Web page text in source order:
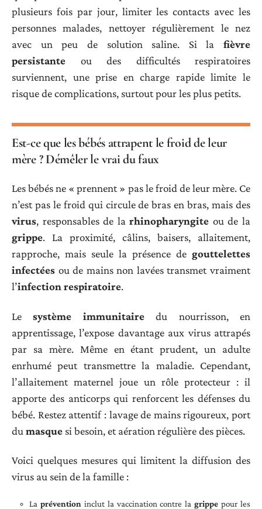
plusieurs fois par jour, limiter les contacts avec les
personnes malades, nettoyer régulièrement le nez
avec un peu de solution saline. Si la fièvre
persistante ou des difficultés respiratoires
surviennent, une prise en charge rapide limite le
risque de complications, surtout pour les plus petits.
Est-ce que les bébés attrapent le froid de leur
mère ? Démêler le vrai du faux
Les bébés ne « prennent » pas le froid de leur mère. Ce
n’est pas le froid qui circule de bras en bras, mais des
virus, responsables de larhinopharyngite ou de la
grippe. La proximité, câlins, baisers, allaitement,
rapproche, mais seule la présence de gouttelettes
infectées ou de mains non lavées transmet vraiment
l’infection respiratoire.
Lesystème immunitairedu nourrisson, en
apprentissage, l’expose davantage aux virus attrapés
par sa mère. Même en étant prudent, un adulte
enrhumé peut transmettre la maladie. Cependant,
l’allaitement maternel joue un rôle protecteur : il
apporte des anticorps qui renforcent les défenses du
bébé. Restez attentif : lavage de mains rigoureux, port
du masque si besoin, et aération régulière des pièces.
Voici quelques mesures qui limitent la diffusion des
virus au sein de la famille :
La prévention inclut la vaccination contre lagrippe pour les